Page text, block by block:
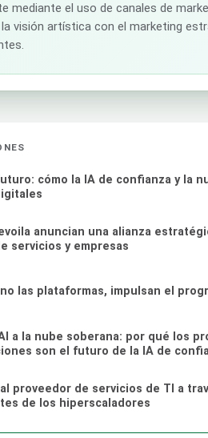
mediante el uso de canales de
visión artística con el marketing
cómo la IA de confianza y la
anuncian una alianza
servicios y empresas
las plataformas, impulsan el
a la nube soberana: por qué los
son el futuro de la IA de
proveedor de servicios de TI a
de los hiperscaladores